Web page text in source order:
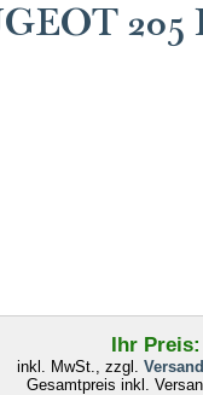
205
Ihr Preis:
inkl. MwSt., zzgl.
Gesamtpreis inkl.